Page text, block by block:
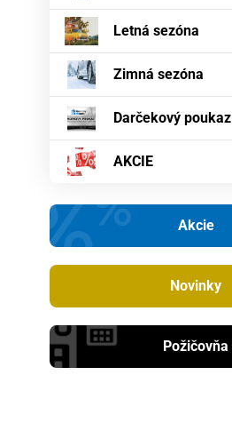
Letná sezóna
Zimná sezóna
Darčekový poukaz
AKCIE
Akcie
Novinky
Požičovňa